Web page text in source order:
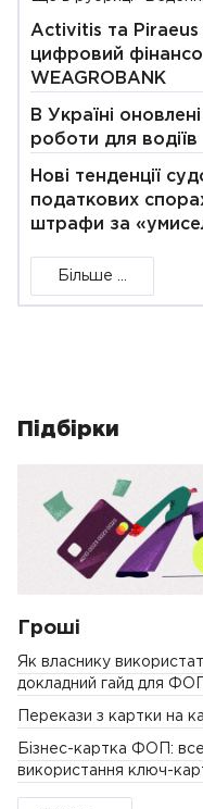
Activitis та Piraeus
цифровий
WEAGROBANK
В Україні
роботи для водіїв
Нові тенденції
податкових
штрафи за
Більше ...
Підбірки
Гроші
Як власнику
докладний гайд для
Перекази з картки на
Бізнес-картка ФОП:
використання ключ-